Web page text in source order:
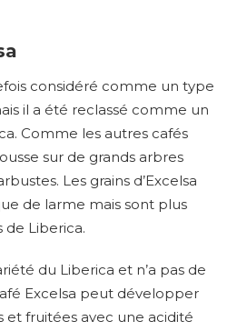
considéré comme un type
il a été reclassé comme un
Comme les autres cafés
sur de grands arbres
Les grains d’Excelsa
de larme mais sont plus
de Liberica.
du Liberica et n’a pas de
Excelsa peut développer
et fruitées avec une acidité